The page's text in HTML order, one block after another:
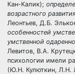
Кан-Калик);
возрастного
Леонтьев, Д.Б.
особенностей
умственной
Левитов, В.А.
психологии имели
(Ю.Н. Кулюткин, Л.Н.